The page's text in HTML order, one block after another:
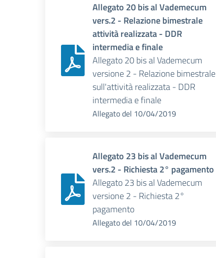
Allegato 20 bis al Vademecum
vers.2 - Relazione bimestrale
attività realizzata - DDR
intermedia e finale
Allegato 20 bis al Vademecum
versione 2 - Relazione bimestrale
sull'attività realizzata - DDR
intermedia e finale
Allegatodel 10/04/2019
Allegato 23 bis al Vademecum
vers.2 - Richiesta 2° pagamento
Allegato 23 bis al Vademecum
versione 2 - Richiesta 2°
pagamento
Allegatodel 10/04/2019